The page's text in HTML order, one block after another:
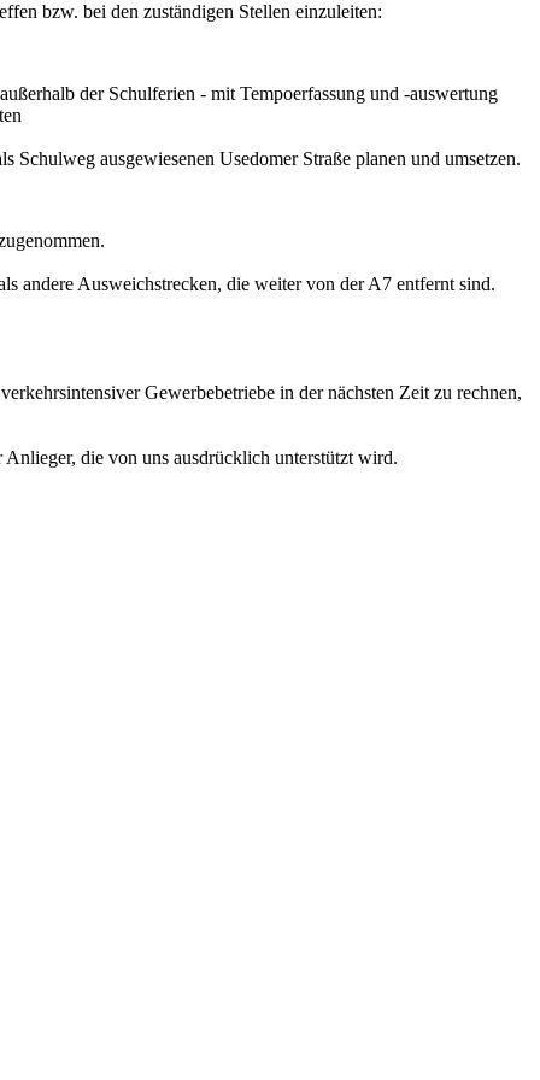
bzw. bei den zuständigen Stellen einzuleiten:
der Schulferien - mit Tempoerfassung und -auswertung
ausgewiesenen Usedomer Straße planen und umsetzen.
andere Ausweichstrecken, die weiter von der A7 entfernt sind.
Gewerbebetriebe in der nächsten Zeit zu rechnen,
die von uns ausdrücklich unterstützt wird.